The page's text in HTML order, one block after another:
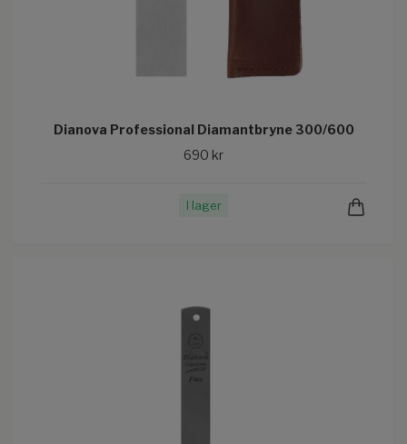
Dianova Professional Diamantbryne 300/600
690 kr
I lager